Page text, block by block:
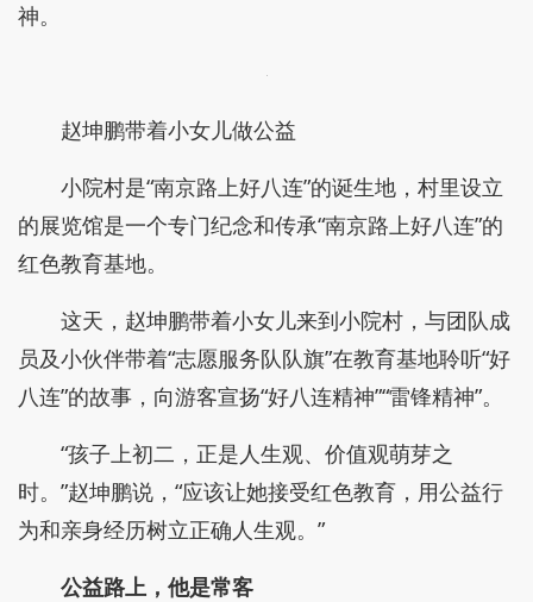
神。
赵坤鹏带着小女儿做公益
小院村是“南京路上好八连”的诞生地，村里设立
的展览馆是一个专门纪念和传承“南京路上好八连”的
红色教育基地。
这天，赵坤鹏带着小女儿来到小院村，与团队成
员及小伙伴带着“志愿服务队队旗”在教育基地聆听“好
八连”的故事，向游客宣扬“好八连精神”“雷锋精神”。
“孩子上初二，正是人生观、价值观萌芽之
时。”赵坤鹏说，“应该让她接受红色教育，用公益行
为和亲身经历树立正确人生观。”
公益路上，他是常客